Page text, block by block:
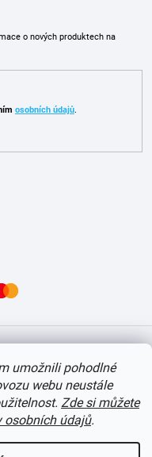
umožnili pohodlné
webu neustále
Zde si můžete
osobních údajů.
o nových produktech na
osobních údajů.
Upravit nastavení cookies